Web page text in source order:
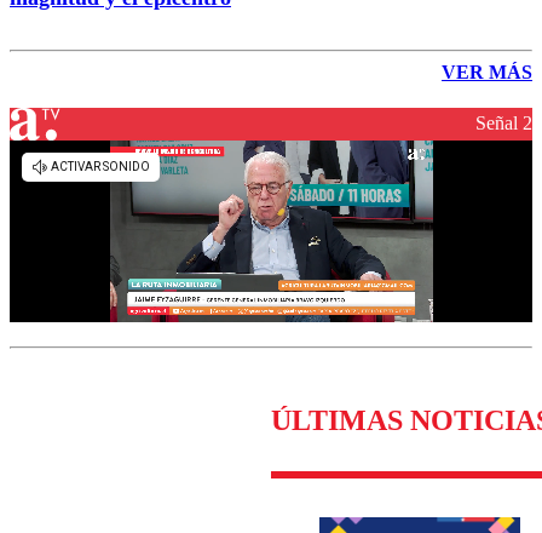
VER MÁS
Señal 2
ÚLTIMAS